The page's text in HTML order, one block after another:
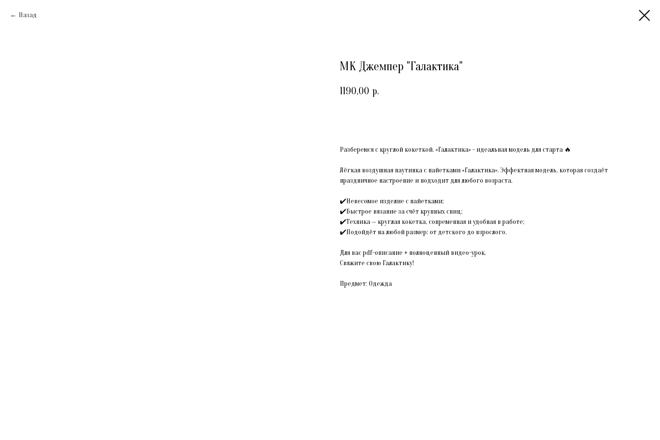
Назад
МК Джемпер "Галактика"
1190,00 р.
Разберемся с круглой кокеткой. «Галактика» - идеальная модель для старта 🔥
Лёгкая воздушная паутинка с пайетками «Галактика». Эффектная модель, которая создаёт
праздничное настроение и подходит для любого возраста.
✔️Невесомое изделие с пайетками;
✔️Быстрое вязание за счёт крупных спиц;
✔️Техника — круглая кокетка, современная и удобная в работе;
✔️Подойдёт на любой размер: от детского до взрослого.
Для вас pdf-описание + полноценный видео-урок.
Свяжите свою Галактику!
Предмет: Одежда